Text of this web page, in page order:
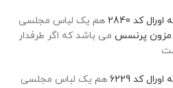
کد 2840
هم یک لباس مجلسی
مزون پرنسس می باشد که اگر طرفدار
کد 6229 هم یک لباس مجلسی